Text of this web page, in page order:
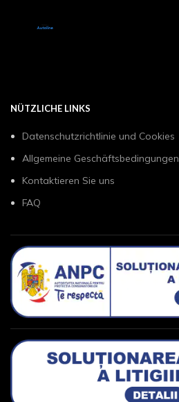
NÜTZLICHE LINKS
Datenschutzrichtlinie und Cookies
Allgemeine Geschäftsbedingungen
Kontaktieren Sie uns
FAQ